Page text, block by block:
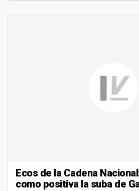
Ecos de la Cadena
como positiva la suba de